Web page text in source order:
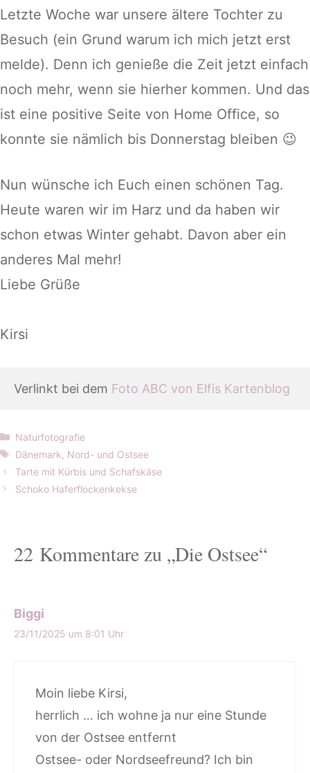
Letzte Woche war unsere ältere Tochter zu
Besuch (ein Grund warum ich mich jetzt erst
melde). Denn ich genieße die Zeit jetzt einfach
noch mehr, wenn sie hierher kommen. Und das
ist eine positive Seite von Home Office, so
konnte sie nämlich bis Donnerstag bleiben 😉
Nun wünsche ich Euch einen schönen Tag.
Heute waren wir im Harz und da haben wir
schon etwas Winter gehabt. Davon aber ein
anderes Mal mehr!
Liebe Grüße
Kirsi
Verlinkt bei dem Foto ABC von Elfis Kartenblog
Kategorien
Naturfotografie
Schlagwörter
Dänemark, Nord- und Ostsee
Tarte mit Kürbis und Schafskäse
Schoko Haferflockenkekse
22 Kommentare zu „Die Ostsee“
Biggi
23/11/2025 um 8:01 Uhr
Moin liebe Kirsi,
herrlich … ich wohne ja nur eine Stunde
von der Ostsee entfernt
Ostsee- oder Nordseefreund? Ich bin